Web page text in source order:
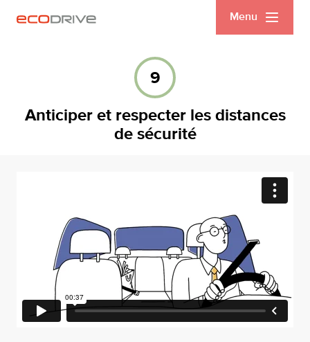
Menu
9
Anticiper et respecter les distances
de sécurité